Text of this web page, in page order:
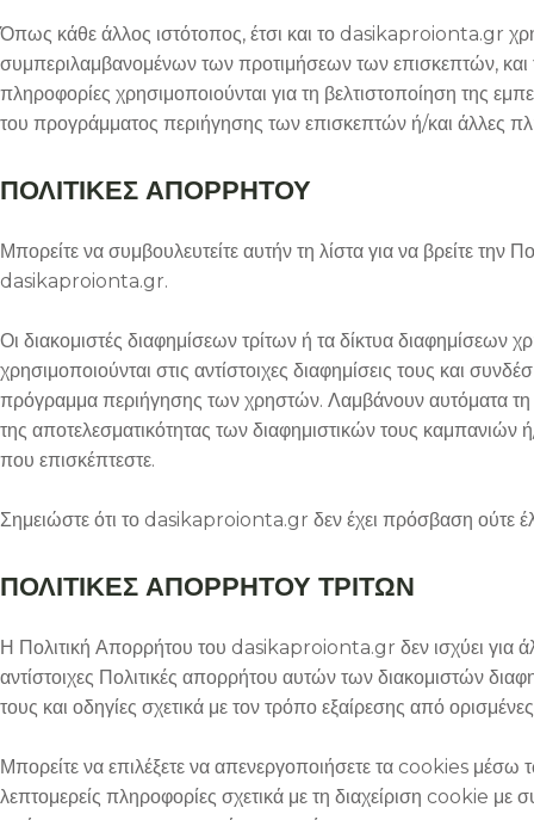
Όπως κάθε άλλος ιστότοπος, έτσι και το dasikaproionta.gr
συμπεριλαμβανομένων των προτιμήσεων των επισκεπτών,
πληροφορίες χρησιμοποιούνται για τη βελτιστοποίηση της
του προγράμματος περιήγησης των επισκεπτών ή/και άλλες
ΠΟΛΙΤΙΚΕΣ ΑΠΟΡΡΗΤΟΥ
Μπορείτε να συμβουλευτείτε αυτήν τη λίστα για να βρείτε την
dasikaproionta.gr.
Οι διακομιστές διαφημίσεων τρίτων ή τα δίκτυα
χρησιμοποιούνται στις αντίστοιχες διαφημίσεις τους και
πρόγραμμα περιήγησης των χρηστών. Λαμβάνουν αυτόματα τη
της αποτελεσματικότητας των διαφημιστικών τους καμπανιών
που επισκέπτεστε.
Σημειώστε ότι το dasikaproionta.gr δεν έχει πρόσβαση ούτε
ΠΟΛΙΤΙΚΕΣ ΑΠΟΡΡΗΤΟΥ ΤΡΙΤΩΝ
Η Πολιτική Απορρήτου του dasikaproionta.gr δεν ισχύει για
αντίστοιχες Πολιτικές απορρήτου αυτών των διακομιστών
τους και οδηγίες σχετικά με τον τρόπο εξαίρεσης από
Μπορείτε να επιλέξετε να απενεργοποιήσετε τα cookies
λεπτομερείς πληροφορίες σχετικά με τη διαχείριση cookie με